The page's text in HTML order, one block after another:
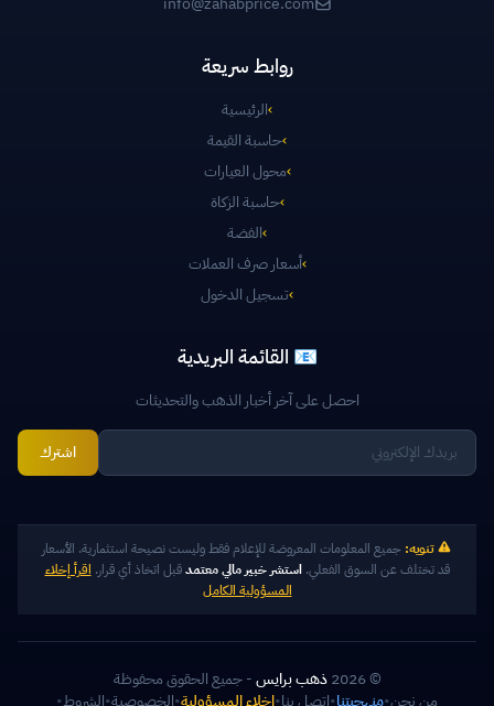
روابط سريعة
›الرئيسية
›حاسبة القيمة
›محول العيارات
›حاسبة الزكاة
›الفضة
›أسعار صرف العملات
›تسجيل الدخول
📧 القائمة البريدية
احصل على آخر أخبار الذهب والتحديثات
اشترك
تنويه: جميع المعلومات المعروضة للإعلام فقط وليست نصيحة استثمارية. الأسعار
قد تختلف عن السوق الفعلي.استشر خبير مالي معتمدقبل اتخاذ أي قرار. اقرأ إخلاء
المسؤولية الكامل
© 2026 ذهب برايس- جميع الحقوق محفوظة
من نحن•منهجيتنا•اتصل بنا•إخلاء المسؤولية•الخصوصية•الشروط•